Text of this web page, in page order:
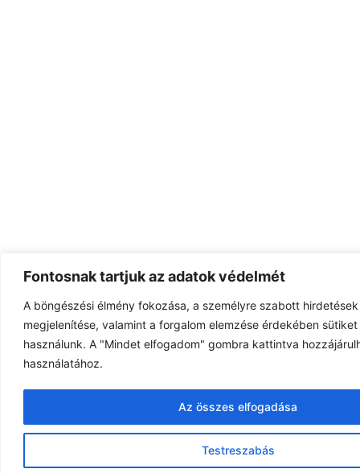
Fontosnak tartjuk az adatok védelmét
A böngészési élmény fokozása, a személyre szabott
megjelenítése, valamint a forgalom elemzése érdekében
használunk. A "Mindet elfogadom" gombra kattintva
használatához.
Testreszabás
Az összes elfogadása